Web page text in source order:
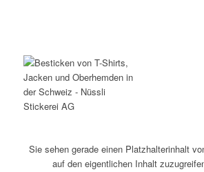
Sie sehen gerade einen Platzhalterinhalt
auf den eigentlichen Inhalt